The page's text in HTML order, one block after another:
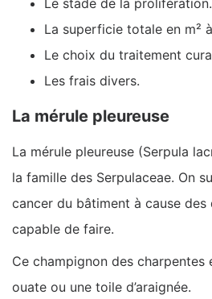
Le stade de la prolifération.
La superficie totale en m²
Le choix du traitement
Les frais divers.
La mérule pleureuse
La mérule pleureuse (Serpula
la famille des Serpulaceae. On
cancer du bâtiment à cause des
capable de faire.
Ce champignon des charpentes
ouate ou une toile d’araignée.